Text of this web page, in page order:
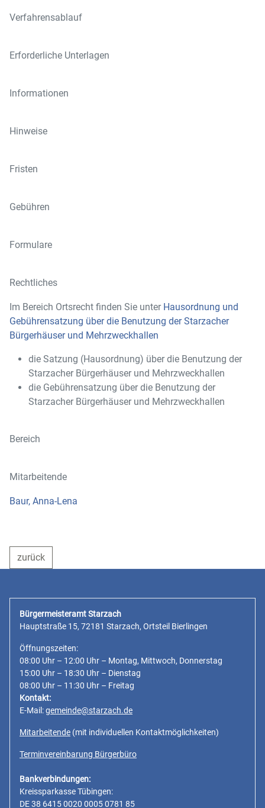
Verfahrensablauf
Erforderliche Unterlagen
Informationen
Hinweise
Fristen
Gebühren
Formulare
Rechtliches
Im Bereich Ortsrecht finden Sie unter Hausordnung und
Gebührensatzung über die Benutzung der Starzacher
Bürgerhäuser und Mehrzweckhallen
die Satzung (Hausordnung) über die Benutzung der
Starzacher Bürgerhäuser und Mehrzweckhallen
die Gebührensatzung über die Benutzung der
Starzacher Bürgerhäuser und Mehrzweckhallen
Bereich
Mitarbeitende
Baur, Anna-Lena
zurück
Bürgermeisteramt Starzach
Hauptstraße 15, 72181 Starzach, Ortsteil Bierlingen
Öffnungszeiten:
08:00 Uhr – 12:00 Uhr – Montag, Mittwoch, Donnerstag
15:00 Uhr – 18:30 Uhr – Dienstag
08:00 Uhr – 11:30 Uhr – Freitag
Kontakt:
E-Mail:gemeinde@starzach.de
Mitarbeitende (mit individuellen Kontaktmöglichkeiten)
Terminvereinbarung Bürgerbüro
Bankverbindungen:
Kreissparkasse Tübingen:
DE 38 6415 0020 0005 0781 85